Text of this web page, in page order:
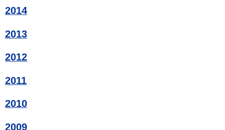
2014
2013
2012
2011
2010
2009